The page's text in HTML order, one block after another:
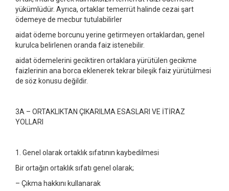
yükümlüdür. Ayrıca, ortaklar temerrüt halinde cezai şart
ödemeye de mecbur tutulabilirler
aidat ödeme borcunu yerine getirmeyen ortaklardan, genel
kurulca belirlenen oranda faiz istenebilir.
aidat ödemelerini geciktiren ortaklara yürütülen gecikme
faizlerinin ana borca eklenerek tekrar bileşik faiz yürütülmesi
de söz konusu değildir.
3A – ORTAKLIKTAN ÇIKARILMA ESASLARI VE İTİRAZ
YOLLARI
1. Genel olarak ortaklık sıfatının kaybedilmesi
Bir ortağın ortaklık sıfatı genel olarak;
– Çıkma hakkını kullanarak